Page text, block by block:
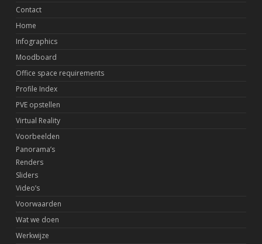
Contact
Home
Infographics
Moodboard
Office space requirements
Profile Index
PVE opstellen
Virtual Reality
Voorbeelden
Panorama’s
Renders
Sliders
Video’s
Voorwaarden
Wat we doen
Werkwijze